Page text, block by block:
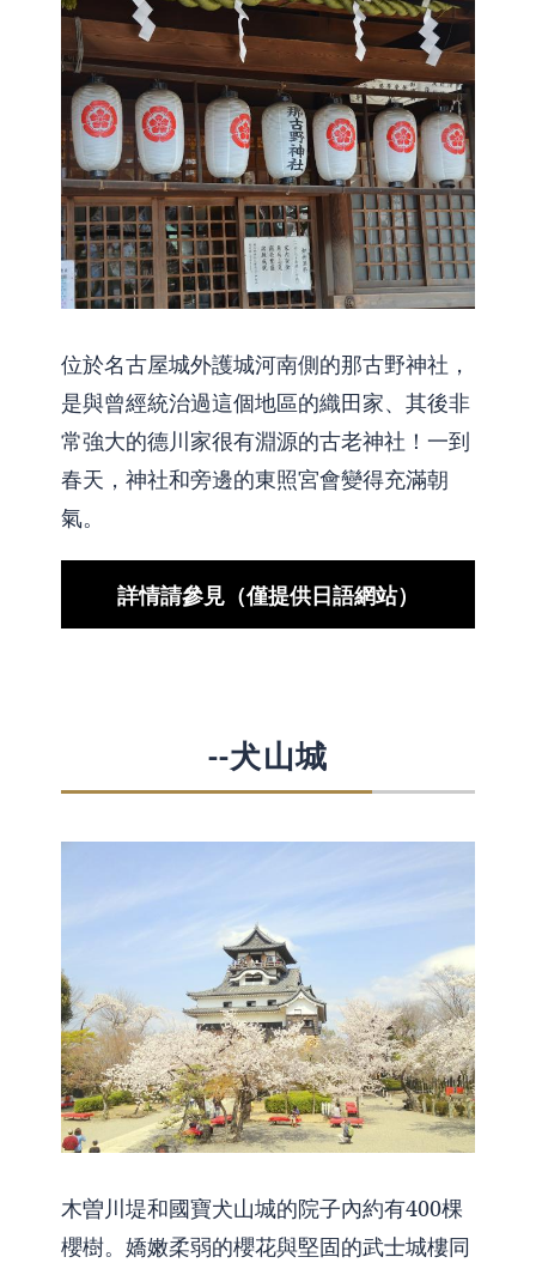
位於名古屋城外護城河南側的那古野神社，
是與曾經統治過這個地區的織田家、其後非
常強大的德川家很有淵源的古老神社！一到
春天，神社和旁邊的東照宮會變得充滿朝
氣。
詳情請參見（僅提供日語網站）
--犬山城
木曽川堤和國寶犬山城的院子內約有400棵
櫻樹。嬌嫩柔弱的櫻花與堅固的武士城樓同